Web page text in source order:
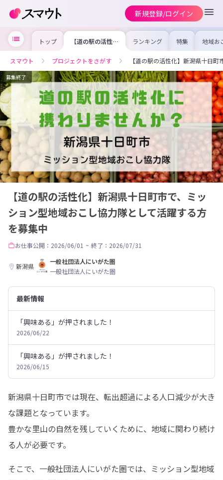
新規登録/ログイン
トップ 【道の駅の活性
化】新潟県十日町
型地域おこし協力
隊として活躍する
方を募集中
ランキング 特集 地域お
の求
を集め
事内容
を比較
合った
けよう
スマウト プロジェクトをさがす 【道の駅の活性化】新潟県十日
募集終了
【道の駅の活性化】新潟県十日町市で、ミッ
ション型地域おこし協力隊として活躍する方
を募集中
お仕事公開：2026/06/01 ~ 終了：2026/07/31
新潟県
一般社団法人にいがた圏
一般社団法人にいがた圏
最新情報
「興味ある」が押されました！
2026/06/22
「興味ある」が押されました！
2026/06/15
新潟県十日町市では現在、転出超過による人口減少が大き
な課題となっています。
豊かな里山の自然を残していくために、地域に関わり続け
る人が必要です。
そこで、一般社団法人にいがた圏では、ミッション型地域